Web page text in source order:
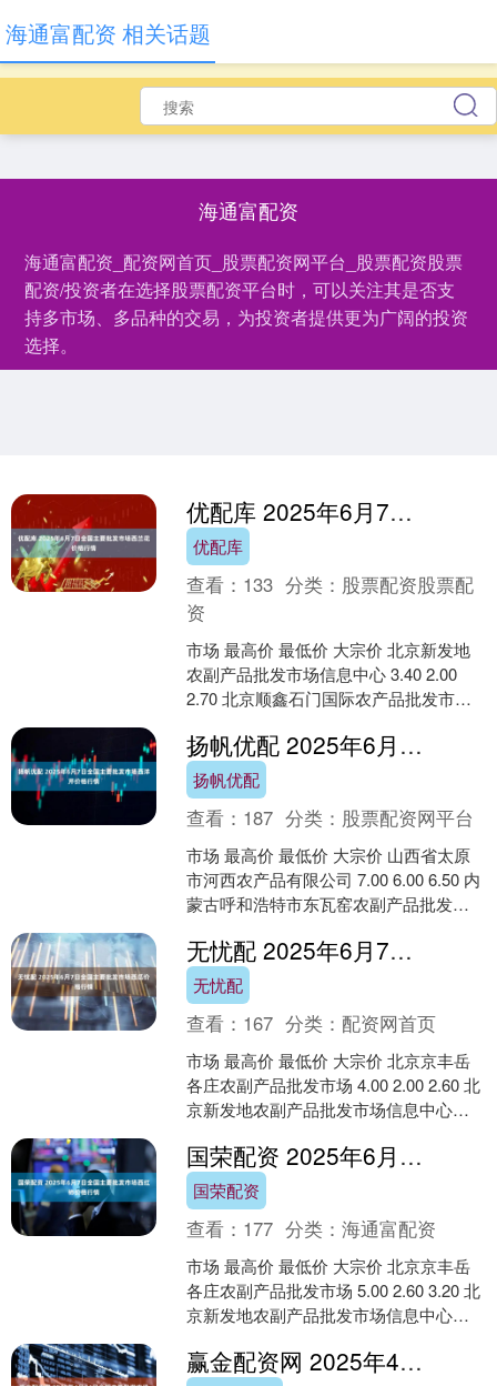
海通富配资
海通富配资_配资网首页_股票配资网平台_股票配资股票
配资/投资者在选择股票配资平台时，可以关注其是否支
持多市场、多品种的交易，为投资者提供更为广阔的投资
选择。
海通富配资 相关话题
优配库 2025年6月7日全国主要批发市场西兰花价格行情
优配库
查看： 133 分类： 股票配资股票配
资
市场 最高价 最低价 大宗价 北京新发地
农副产品批发市场信息中心 3.40 2.00
2.70 北京顺鑫石门国际农产品批发市场
扬帆优配 2025年6月7日全国主要批发市场西洋芹价格行情
扬帆优配
查看： 187 分类： 股票配资网平台
市场 最高价 最低价 大宗价 山西省太原
市河西农产品有限公司 7.00 6.00 6.50 内
蒙古呼和浩特市东瓦窑农副产品批发市
无忧配 2025年6月7日全国主要批发市场西瓜价格行情
无忧配
查看： 167 分类：配资网首页
市场 最高价 最低价 大宗价 北京京丰岳
各庄农副产品批发市场 4.00 2.00 2.60 北
京新发地农副产品批发市场信息中心
国荣配资 2025年6月7日全国主要批发市场西红柿价格行情
国荣配资
查看： 177 分类：海通富配资
市场 最高价 最低价 大宗价 北京京丰岳
各庄农副产品批发市场 5.00 2.60 3.20 北
京新发地农副产品批发市场信息中心
赢金配资网 2025年4月24日全国主要批发市场鲳鱼价格行情